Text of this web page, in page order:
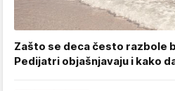
Zašto se deca često razbole
Pedijatri objašnjavaju i kako